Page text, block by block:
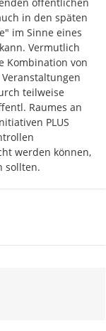
in den späten
im Sinne eines
Vermutlich
Kombination von
teilweise
Raumes an
PLUS
werden können,
sollten.